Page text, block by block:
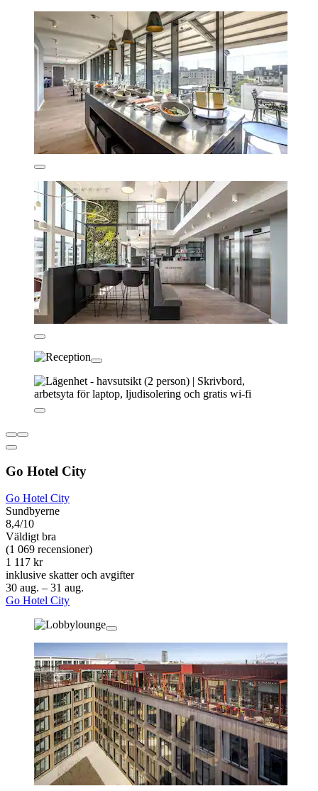
Go Hotel City
Go Hotel City
Sundbyerne
8,4/10
Väldigt bra
(1 069 recensioner)
1 117 kr
inklusive skatter och avgifter
30 aug. – 31 aug.
Go Hotel City